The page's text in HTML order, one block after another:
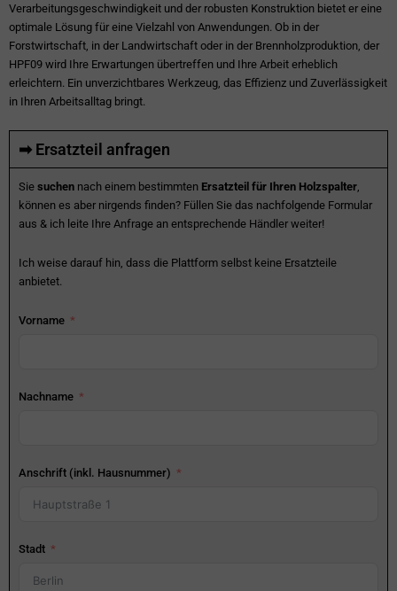
Verarbeitungsgeschwindigkeit und der robusten Konstruktion bietet er eine
optimale Lösung für eine Vielzahl von Anwendungen. Ob in der
Forstwirtschaft, in der Landwirtschaft oder in der Brennholzproduktion, der
HPF09 wird Ihre Erwartungen übertreffen und Ihre Arbeit erheblich
erleichtern. Ein unverzichtbares Werkzeug, das Effizienz und Zuverlässigkeit
in Ihren Arbeitsalltag bringt.
➡ Ersatzteil anfragen
Sie suchen nach einem bestimmten Ersatzteil für Ihren Holzspalter,
können es aber nirgends finden? Füllen Sie das nachfolgende Formular
aus & ich leite Ihre Anfrage an entsprechende Händler weiter!
Ich weise darauf hin, dass die Plattform selbst keine Ersatzteile
anbietet.
Vorname
Nachname
Anschrift (inkl. Hausnummer)
Stadt